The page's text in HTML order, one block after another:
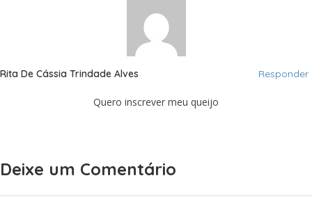
Rita De Cássia Trindade Alves Responder
Quero inscrever meu queijo
Deixe um Comentário